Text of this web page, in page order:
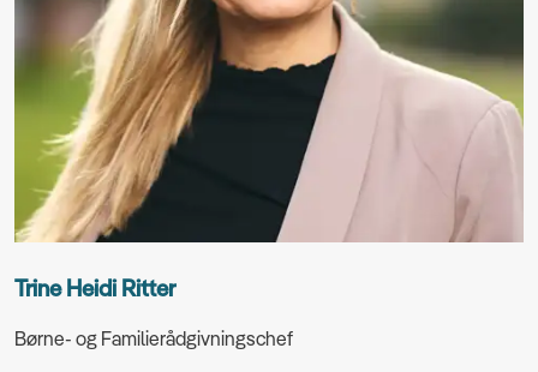
Trine Heidi Ritter
Børne- og Familierådgivningschef